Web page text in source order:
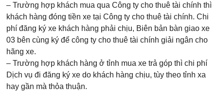
– Trường hợp khách mua qua Công ty cho thuê tài chính thì
khách hàng đóng tiền xe tại Công ty cho thuê tài chính. Chi
phí đăng ký xe khách hàng phải chịu, Biên bản bàn giao xe
03 bên cùng ký để công ty cho thuê tài chính giải ngân cho
hãng xe.
– Trường hợp khách hàng ở tỉnh mua xe trả góp thì chi phí
Dịch vụ đi đăng ký xe do khách hàng chịu, tùy theo tỉnh xa
hay gần mà thỏa thuận.